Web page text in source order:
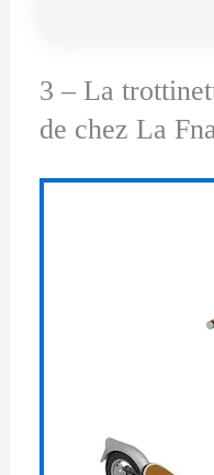
3 – La
de chez La